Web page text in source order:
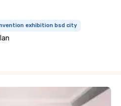
exhibition bsd city